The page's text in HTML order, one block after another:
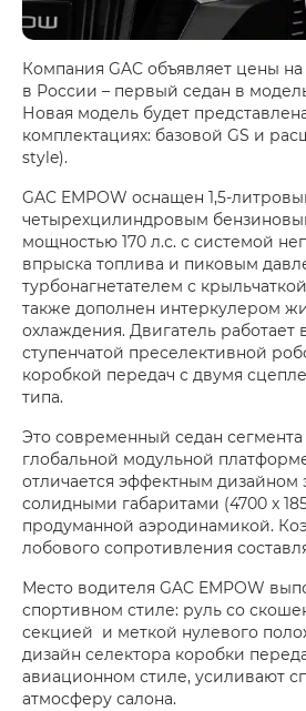
Компания GAC объявляет цены
в России – первый седан в
Новая модель будет
комплектациях: базовой GS и
style).
GAC EMPOW оснащен 1,5-
четырехцилиндровым
мощностью 170 л.с. с системой
впрыска топлива и пиковым
турбонагнетателем с
также дополнен интеркулером
охлаждения. Двигатель работает
ступенчатой преселективной
коробкой передач с двумя
типа.
Это современный седан
глобальной модульной
отличается эффектным дизайном
солидными габаритами (4700 х
продуманной аэродинамикой.
лобового сопротивления
Место водителя GAC EMPOW
спортивном стиле: руль со
секцией и меткой нулевого
дизайн селектора коробки
авиационном стиле, усиливают
атмосферу салона.